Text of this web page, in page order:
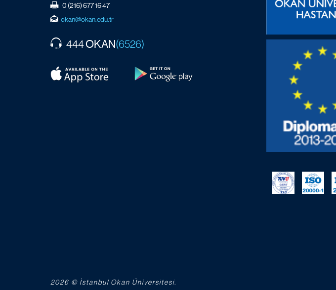
0 (216) 677 16 47
okan@okan.edu.tr
444OKAN(6526)
2026 © İstanbul Okan Üniversitesi.